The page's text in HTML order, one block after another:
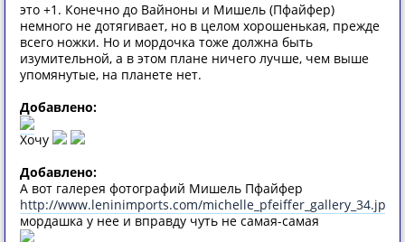
это +1. Конечно до Вайноны и Мишель (Пфайфер)
немного не дотягивает, но в целом хорошенькая, прежде
всего ножки. Но и мордочка тоже должна быть
изумительной, а в этом плане ничего лучше, чем выше
упомянутые, на планете нет.
Добавлено:
Хочу
Добавлено:
А вот галерея фотографий Мишель Пфайфер
http://www.leninimports.com/michelle_pfeiffer_gallery_34.jpg
мордашка у нее и вправду чуть не самая-самая